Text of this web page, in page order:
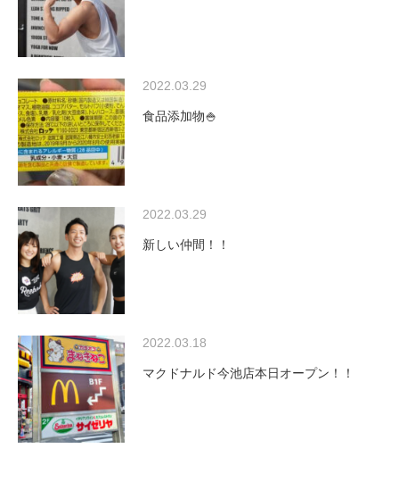
2022.03.29
食品添加物🍚
2022.03.29
新しい仲間！！
2022.03.18
マクドナルド今池店本日オープン！！